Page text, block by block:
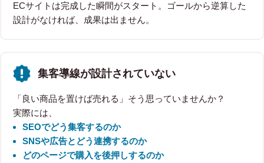
ECサイトは完成した瞬間がスタート。ゴールから逆算した
設計がなければ、成果は出ません。
集客導線が設計されていない
「良い商品を置けば売れる」そう思っていませんか？
実際には、
SEOでどう集客するのか
SNSや広告とどう連携するのか
どのページで購入を後押しするのか